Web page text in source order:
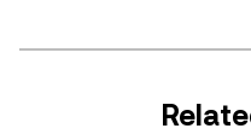
advice. Digital asset
involve a high degree of